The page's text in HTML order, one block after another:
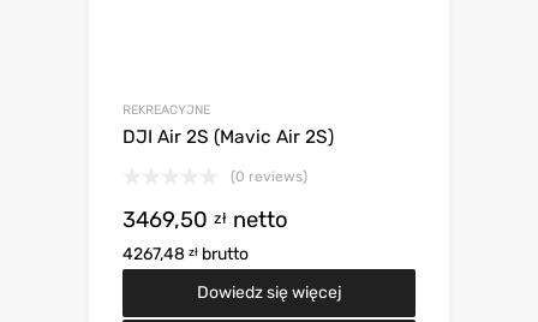
REKREACYJNE
DJI Air 2S (Mavic Air 2S)
(0 reviews)
3469,50 zł netto
4267,48 zł brutto
Dowiedz się więcej